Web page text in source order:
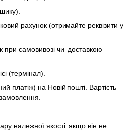
рахунок (отримайте реквізити у
при самовивозі чи доставкою
(термінал).
платіж) на Новій пошті. Вартість
належної якості, якщо він не